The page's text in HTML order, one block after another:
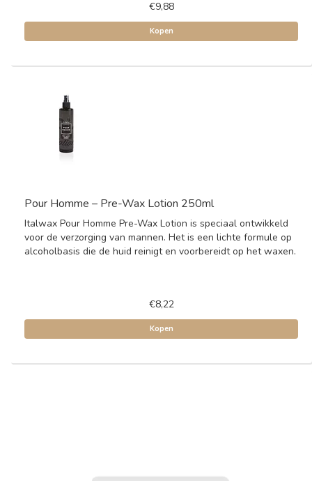
€9,88
Kopen
Pour Homme – Pre-Wax Lotion 250ml
Italwax Pour Homme Pre-Wax Lotion is speciaal ontwikkeld
voor de verzorging van mannen. Het is een lichte formule op
alcoholbasis die de huid reinigt en voorbereidt op het waxen.
€8,22
Kopen